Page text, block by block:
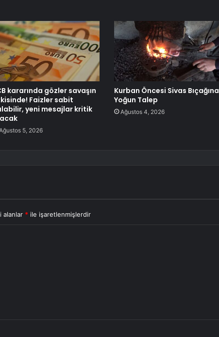
kararında gözler savaşın
Faizler sabit
yeni mesajlar kritik
5, 2026
Kurban Öncesi Sivas Bıçağına
Yoğun Talep
Ağustos 4, 2026
alanlar * ile işaretlenmişlerdir